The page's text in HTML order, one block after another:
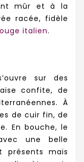
mûr et à la
racée, fidèle
italien.
sur des
confite, de
À
de cuir fin, de
En bouche, le
une belle
présents mais